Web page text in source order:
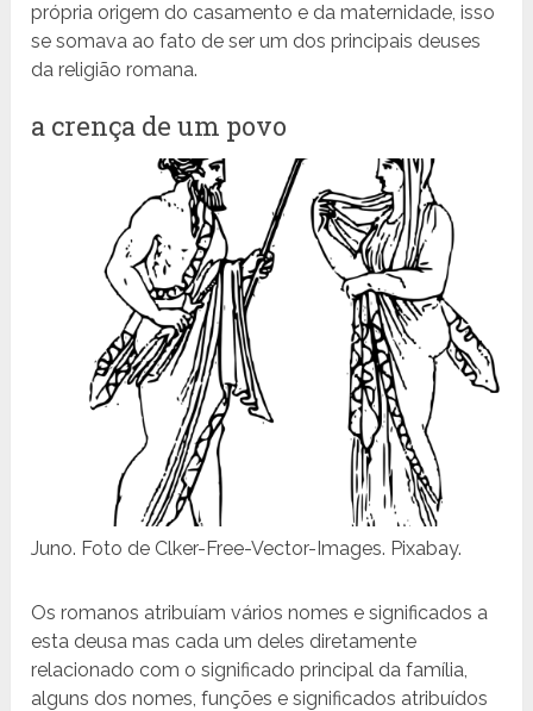
própria origem do casamento e da maternidade, isso
se somava ao fato de ser um dos principais deuses
da religião romana.
a crença de um povo
Juno. Foto de Clker-Free-Vector-Images. Pixabay.
Os romanos atribuíam vários nomes e significados a
esta deusa mas cada um deles diretamente
relacionado com o significado principal da família,
alguns dos nomes, funções e significados atribuídos